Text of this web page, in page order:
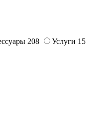
208 Услуги 15